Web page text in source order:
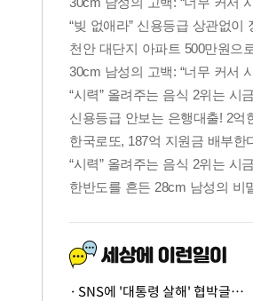
SNS에 '대통령 살해' 협박글…